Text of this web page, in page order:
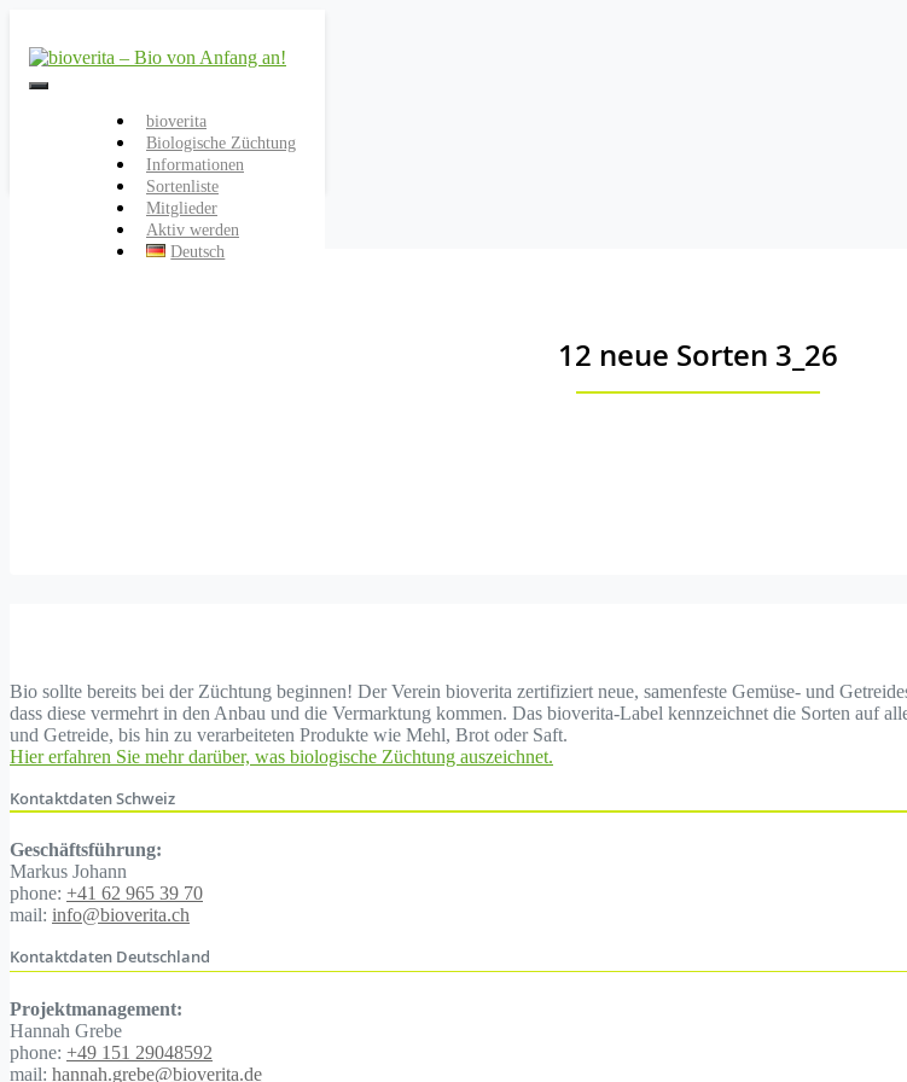
bioverita – Bio von
Anfang an!
Endprodukt
bioverita
Biologische Züchtung
Informationen
Sortenliste
Mitglieder
Aktiv werden
Deutsch
12 neue Sorten 3_26
Bio sollte bereits bei der Züchtung beginnen! Der Verein bioverita zertifiziert neue, samenfeste Gemüse- und
dass diese vermehrt in den Anbau und die Vermarktung kommen. Das bioverita-Label kennzeichnet die Sorten auf
und Getreide, bis hin zu verarbeiteten Produkte wie Mehl, Brot oder Saft.
Hier erfahren Sie mehr darüber, was biologische Züchtung auszeichnet.
Kontaktdaten Schweiz
Geschäftsführung:
Markus Johann
phone: +41 62 965 39 70
mail: info@bioverita.ch
Kontaktdaten Deutschland
Projektmanagement:
Hannah Grebe
phone: +49 151 29048592
mail: hannah.grebe@bioverita.de